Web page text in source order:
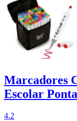
Marcadores
Escolar
4.2